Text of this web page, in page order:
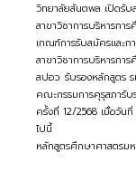
วิทยาลัยสันตพล เปิดรั
สาขาวิชาการบริหารกา
เกณฑ์การรับสมัครและ
สาขาวิชาการบริหารการ
สปอว. รับรองหลักสูตร ร
คณะกรรมการคุรุสภารั
ครั้งที่ 12/2568 เมื่อวัน
ไปนี้
หลักสูตรศึกษาศาสตร